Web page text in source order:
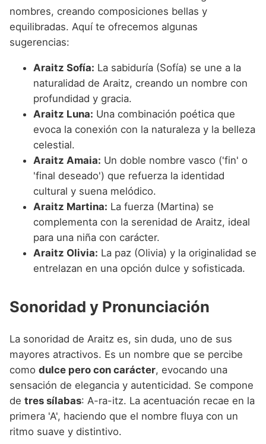
nombres, creando composiciones bellas y
equilibradas. Aquí te ofrecemos algunas
sugerencias:
Araitz Sofía: La sabiduría (Sofía) se une a la
naturalidad de Araitz, creando un nombre con
profundidad y gracia.
Araitz Luna: Una combinación poética que
evoca la conexión con la naturaleza y la belleza
celestial.
Araitz Amaia: Un doble nombre vasco ('fin' o
'final deseado') que refuerza la identidad
cultural y suena melódico.
Araitz Martina: La fuerza (Martina) se
complementa con la serenidad de Araitz, ideal
para una niña con carácter.
Araitz Olivia: La paz (Olivia) y la originalidad se
entrelazan en una opción dulce y sofisticada.
Sonoridad y Pronunciación
La sonoridad de Araitz es, sin duda, uno de sus
mayores atractivos. Es un nombre que se percibe
como dulce pero con carácter, evocando una
sensación de elegancia y autenticidad. Se compone
de tres sílabas: A-ra-itz. La acentuación recae en la
primera 'A', haciendo que el nombre fluya con un
ritmo suave y distintivo.